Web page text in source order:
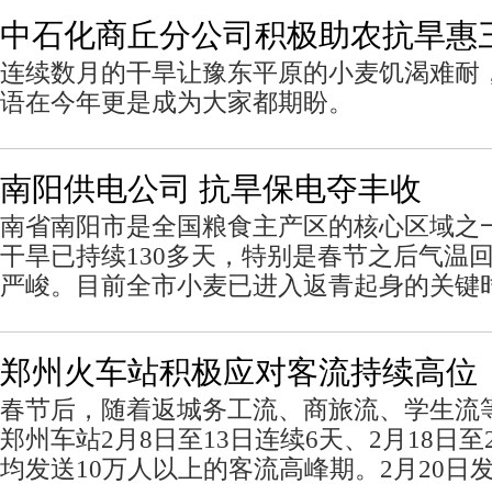
中石化商丘分公司积极助农抗旱惠
连续数月的干旱让豫东平原的小麦饥渴难耐
语在今年更是成为大家都期盼。
南阳供电公司 抗旱保电夺丰收
南省南阳市是全国粮食主产区的核心区域之
干旱已持续130多天，特别是春节之后气温
严峻。目前全市小麦已进入返青起身的关键
郑州火车站积极应对客流持续高位
春节后，随着返城务工流、商旅流、学生流
郑州车站2月8日至13日连续6天、2月18日
均发送10万人以上的客流高峰期。2月20日